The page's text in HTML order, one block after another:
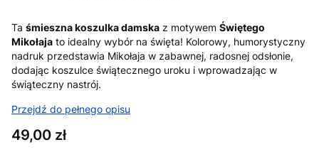
Ta śmieszna koszulka damska z motywem Świętego
Mikołaja to idealny wybór na święta! Kolorowy, humorystyczny
nadruk przedstawia Mikołaja w zabawnej, radosnej odsłonie,
dodając koszulce świątecznego uroku i wprowadzając w
świąteczny nastrój.
Przejdź do pełnego opisu
Cena
49,00 zł